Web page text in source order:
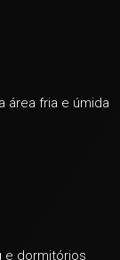
área fria e úmida
e dormitórios